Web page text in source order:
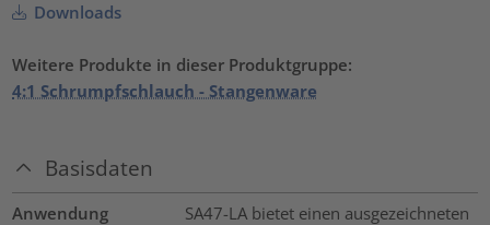
Downloads
Weitere Produkte in dieser Produktgruppe:
4:1 Schrumpfschlauch - Stangenware
Basisdaten
Anwendung
SA47-LA bietet einen ausgezeichneten